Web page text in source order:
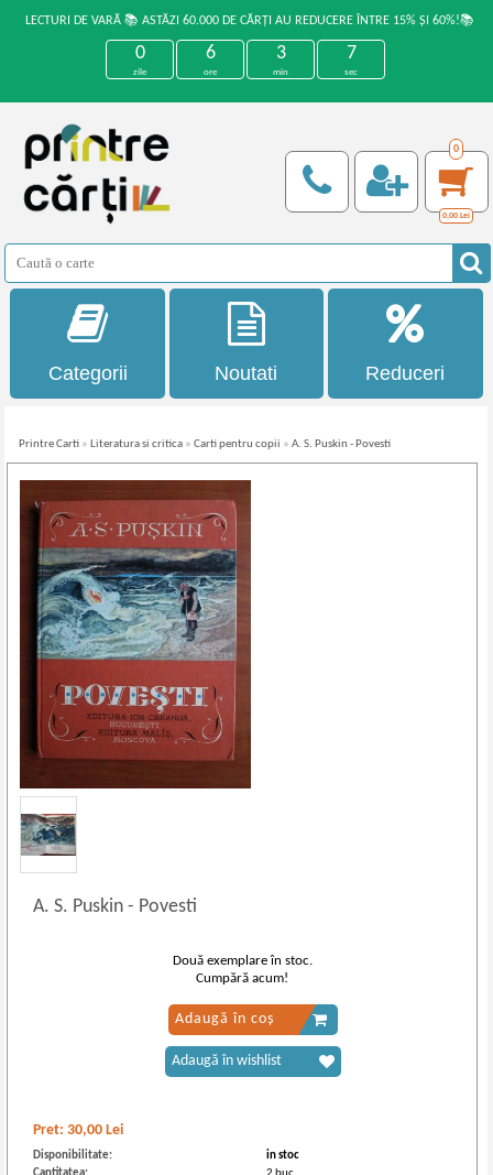
LECTURI DE VARĂ 📚 ASTĂZI 60.000 DE CĂRȚI AU REDUCERE ÎNTRE 15% ȘI 60%!📚
0
zile
6
ore
3
min
7
sec
0
0,00 Lei
Categorii Noutati Reduceri
Printre Carti » Literatura si critica »Carti pentru copii »A. S. Puskin - Povesti
A. S. Puskin- Povesti
Pret:30,00 Lei
Disponibilitate:
in stoc
Două exemplare în stoc.
Cumpără acum!
Adaugă în coș
Adaugă în wishlist